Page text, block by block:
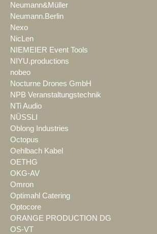
Neumann&Müller
Neumann.Berlin
Nexo
NicLen
NIEMEIER Event Tools
NIYU.productions
nobeo
Nocturne Drones GmbH
NPB Veranstaltungstechnik
NTi Audio
NÜSSLI
Oblong Industries
Octopus
Oehlbach Kabel
OETHG
OKG-AV
Omron
Optimahl Catering
Optocore
ORANGE PRODUCTION DG
OS-VT